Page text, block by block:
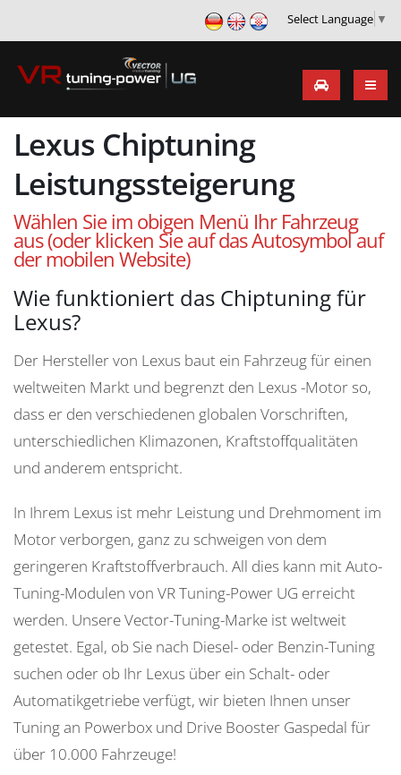
Select Language ▼
Lexus Chiptuning
Leistungssteigerung
Wählen Sie im obigen Menü Ihr Fahrzeug
aus (oder klicken Sie auf das Autosymbol auf
der mobilen Website)
Wie funktioniert das Chiptuning für
Lexus?
Der Hersteller von Lexus baut ein Fahrzeug für einen
weltweiten Markt und begrenzt den Lexus -Motor so,
dass er den verschiedenen globalen Vorschriften,
unterschiedlichen Klimazonen, Kraftstoffqualitäten
und anderem entspricht.
In Ihrem Lexus ist mehr Leistung und Drehmoment im
Motor verborgen, ganz zu schweigen von dem
geringeren Kraftstoffverbrauch. All dies kann mit Auto-
Tuning-Modulen von VR Tuning-Power UG erreicht
werden. Unsere Vector-Tuning-Marke ist weltweit
getestet. Egal, ob Sie nach Diesel- oder Benzin-Tuning
suchen oder ob Ihr Lexus über ein Schalt- oder
Automatikgetriebe verfügt, wir bieten Ihnen unser
Tuning an Powerbox und Drive Booster Gaspedal für
über 10.000 Fahrzeuge!